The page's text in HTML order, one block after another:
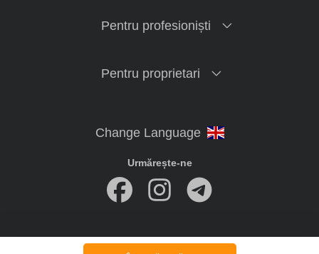
Pentru profesioniști
Pentru proprietari
Urmărește-ne
imobiliare.online © 2020-2026 Toate drepturile rezervate